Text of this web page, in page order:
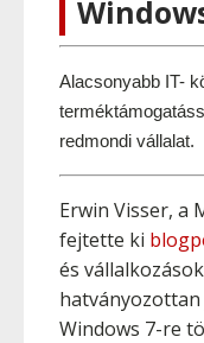
Alacsonyabb IT-
redmondi vállalat.
Erwin Visser, a
fejtette ki
és
hatványozottan
Windows 7-re